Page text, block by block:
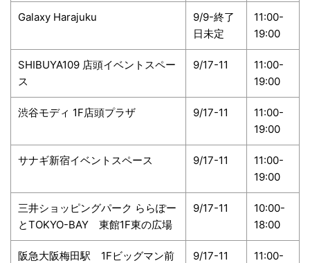
Galaxy Harajuku
9/9-終了
日未定
11:00-
19:00
SHIBUYA109 店頭イベントスペー
ス
9/17-11
11:00-
19:00
渋谷モディ 1F店頭プラザ 9/17-11
11:00-
19:00
サナギ新宿イベントスペース 9/17-11
11:00-
19:00
三井ショッピングパーク ららぽー
とTOKYO-BAY 東館1F東の広場
9/17-11
10:00-
18:00
阪急大阪梅田駅 1Fビッグマン前
9/17-11
11:00-